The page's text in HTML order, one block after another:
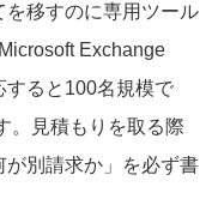
移すのに専用ツール
Exchange
すると100名規模で
。見積もりを取る際
別請求か」を必ず書